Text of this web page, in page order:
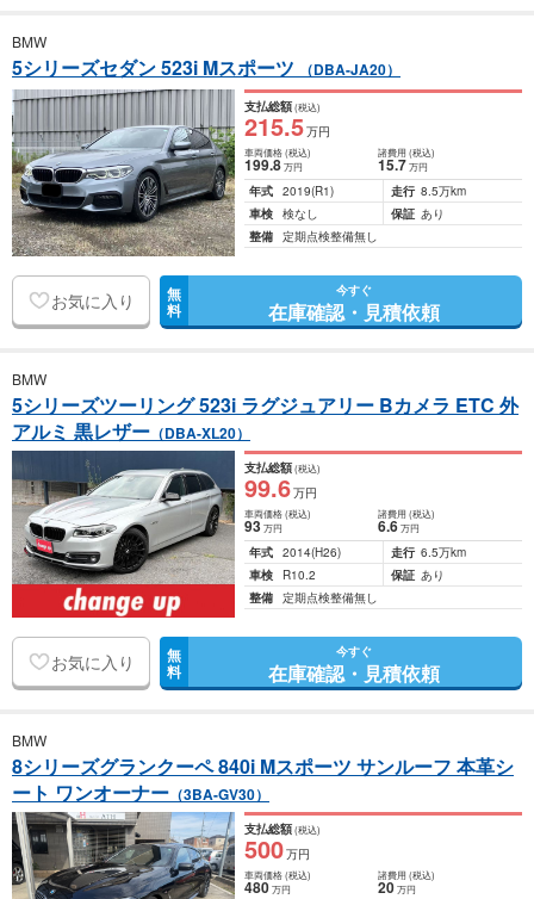
BMW
5シリーズセダン 523i Mスポーツ （DBA-JA20）
支払総額(税込)
215.5万円
車両価格(税込)
199.8万円
諸費用 (税込)
15.7 万円
年式 2019(R1) 走行 8.5万km
車検 検なし 保証 あり
整備 定期点検整備無し
お気に入り 無
料
今すぐ
在庫確認・見積依頼
BMW
5シリーズツーリング 523i ラグジュアリー Bカメラ ETC 外
アルミ 黒レザー （DBA-XL20）
支払総額(税込)
99.6万円
車両価格(税込)
93万円
諸費用 (税込)
6.6 万円
年式 2014(H26) 走行 6.5万km
車検
R10.2 保証 あり
整備 定期点検整備無し
お気に入り 無
料
今すぐ
在庫確認・見積依頼
BMW
8シリーズグランクーペ 840i Mスポーツ サンルーフ 本革シ
ート ワンオーナー （3BA-GV30）
支払総額(税込)
500万円
車両価格(税込)
480万円
諸費用 (税込)
20 万円